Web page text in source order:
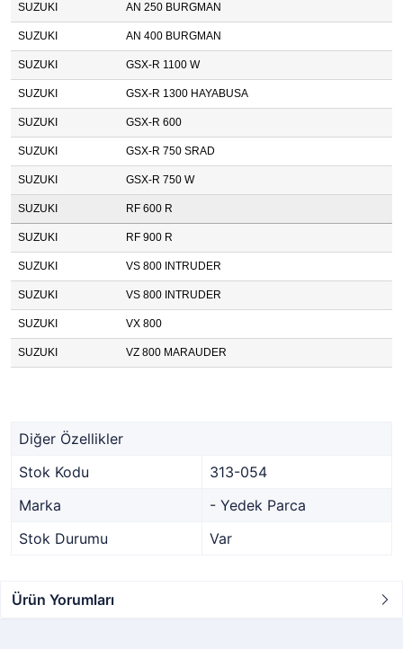
SUZUKI AN 250 BURGMAN
SUZUKI AN 400 BURGMAN
SUZUKI GSX-R 1100 W
SUZUKI GSX-R 1300 HAYABUSA
SUZUKI GSX-R 600
SUZUKI GSX-R 750 SRAD
SUZUKI GSX-R 750 W
SUZUKI RF 600 R
SUZUKI RF 900 R
SUZUKI VS 800 INTRUDER
SUZUKI VS 800 INTRUDER
SUZUKI VX 800
SUZUKI VZ 800 MARAUDER
Diğer Özellikler
Stok Kodu
313-054
Marka
- Yedek Parca
Stok Durumu
Var
Ürün Yorumları